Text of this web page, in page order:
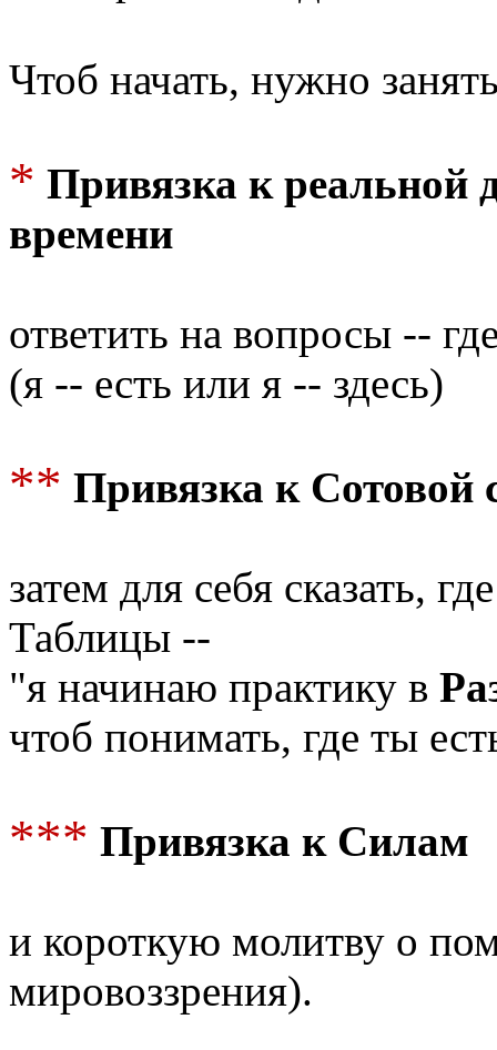
Чтоб начать, нужно
* Привязка к реальной
времени
ответить на вопросы --
(я -- есть или я -- здесь)
** Привязка к Сотовой
затем для себя сказать,
Таблицы --
"я начинаю практику в
чтоб понимать, где ты
*** Привязка к Силам
и короткую молитву о
мировоззрения).